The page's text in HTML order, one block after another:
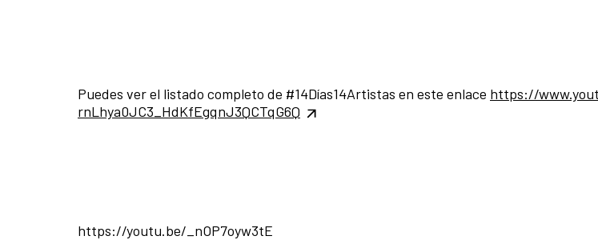
Puedes ver el listado completo de #14Días14Artistas en este enlace https://
rnLhya0JC3_HdKfEgqnJ3QCTqG6Q
https://youtu.be/_nOP7oyw3tE